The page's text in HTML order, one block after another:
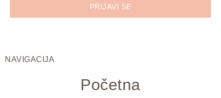
PRIJAVI SE
NAVIGACIJA
Početna